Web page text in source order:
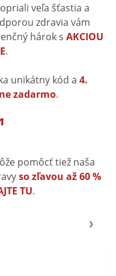
veľa šťastia a
zdravia vám
hárok s AKCIOU
.
unikátny kód a 4.
zadarmo.
pomôcť tiež naša
so zľavou až 60 %
TU.